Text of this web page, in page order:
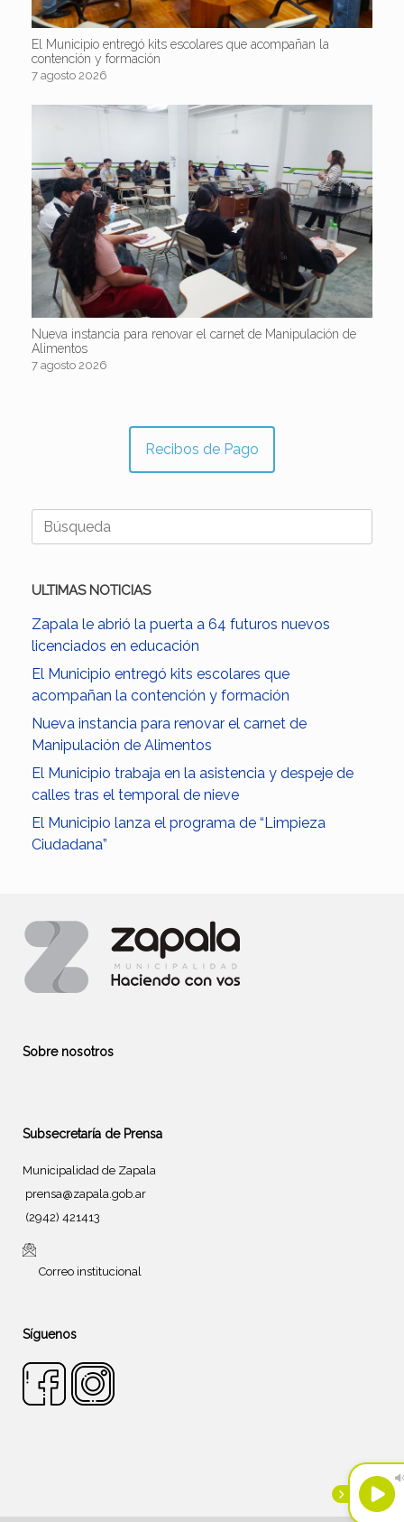
El Municipio entregó kits escolares que acompañan la
contención y formación
7 agosto 2026
Nueva instancia para renovar el carnet de Manipulación de
Alimentos
7 agosto 2026
Recibos de Pago
Buscar:
ULTIMAS NOTICIAS
Zapala le abrió la puerta a 64 futuros nuevos
licenciados en educación
El Municipio entregó kits escolares que
acompañan la contención y formación
Nueva instancia para renovar el carnet de
Manipulación de Alimentos
El Municipio trabaja en la asistencia y despeje de
calles tras el temporal de nieve
El Municipio lanza el programa de “Limpieza
Ciudadana”
Sobre nosotros
Subsecretaría de Prensa
Municipalidad de Zapala
prensa@zapala.gob.ar
(2942) 421413
Correo institucional
Síguenos